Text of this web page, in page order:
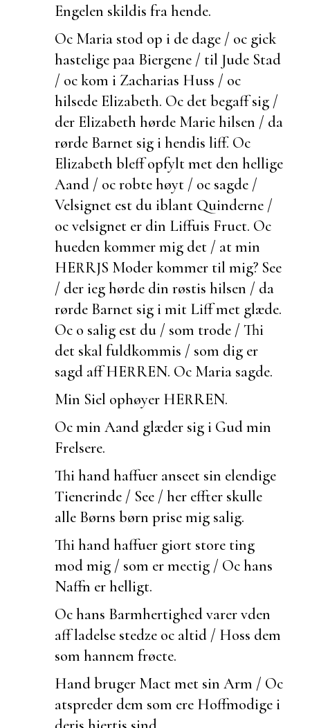
Engelen skildis fra hende.
Oc Maria stod op i de dage / oc gick
hastelige paa Biergene / til Jude Stad
/ oc kom i Zacharias Huss / oc
hilsede Elizabeth. Oc detbegaff sig /
der Elizabeth hørde Marie hilsen / da
rørde Barnet sig i hendis liff. Oc
Elizabeth bleff opfylt met den hellige
Aand / oc robte høyt / oc sagde /
Velsignet est du iblant Quinderne /
oc velsignet er din Liffuis Fruct. Oc
hueden kommer mig det / at min
HERRJS Moder kommer til mig? See
/ der ieg hørde din røstis hilsen / da
rørde Barnet sig i mit Liff met glæde.
Oc o salig est du / som trode / Thi
det skal fuldkommis / som dig er
sagd aff HERREN. Oc Maria sagde.
Min Siel ophøyer HERREN.
Oc min Aand glæder sig i Gud min
Frelsere.
Thi hand haffuer anseet sin elendige
Tienerinde / See / her effter skulle
alle Børns børn prise mig salig.
Thi hand haffuer giort store ting
mod mig / som er mectig / Oc hans
Naffn er helligt.
Oc hans Barmhertighed varer vden
aff ladelse stedze oc altid / Hoss dem
som hannem frøcte.
Hand bruger Mact met sin Arm / Oc
atspreder dem som ere Hoffmodige i